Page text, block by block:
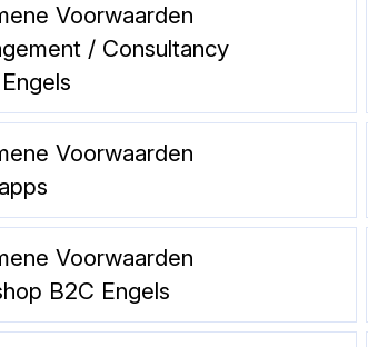
Voorwaarden
/ Consultancy
Voorwaarden
Voorwaarden
B2C Engels